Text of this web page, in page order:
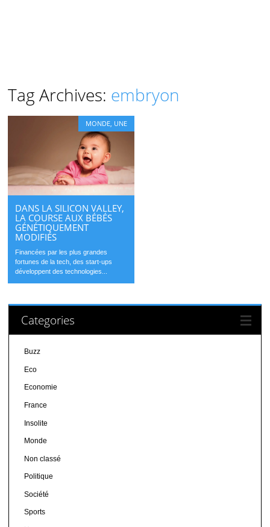
Tag Archives: embryon
MONDE UNE
DANS LA SILICON VALLEY,
LA COURSE AUX BÉBÉS
GÉNÉTIQUEMENT
MODIFIÉS
Financées par les plus grandes
fortunes de la tech, des start-ups
développent des technologies...
Categories
Buzz
Eco
Economie
France
Insolite
Monde
Non classé
Politique
Société
Sports